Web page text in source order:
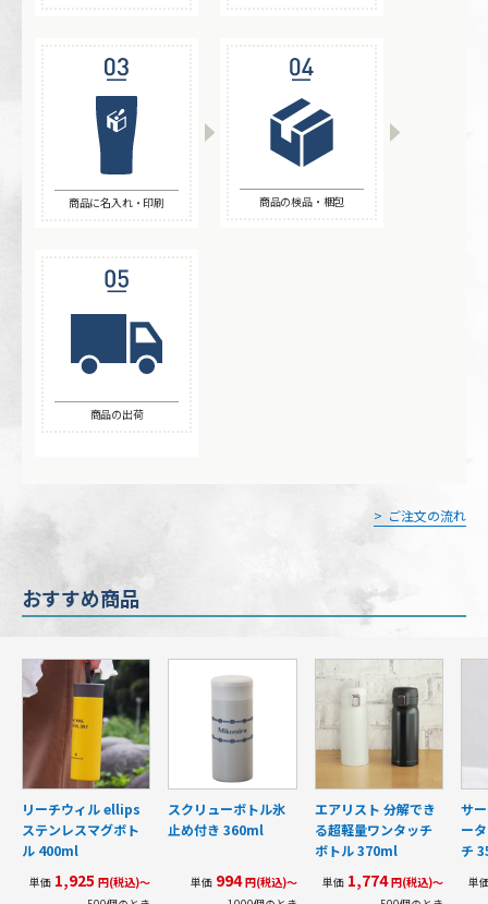
商品に名入れ・印刷 商品の検品・梱包
商品の出荷
ご注文の流れ
おすすめ商品
リーチウィル ellips
ステンレスマグボト
ル 400ml
単価 1,925円(税込)～
スクリューボトル氷
止め付き 360ml
単価994円(税込)～
エアリスト 分解でき
る超軽量ワンタッチ
ボトル 370ml
単価1,774円(税込)～
サ
ー
チ
単